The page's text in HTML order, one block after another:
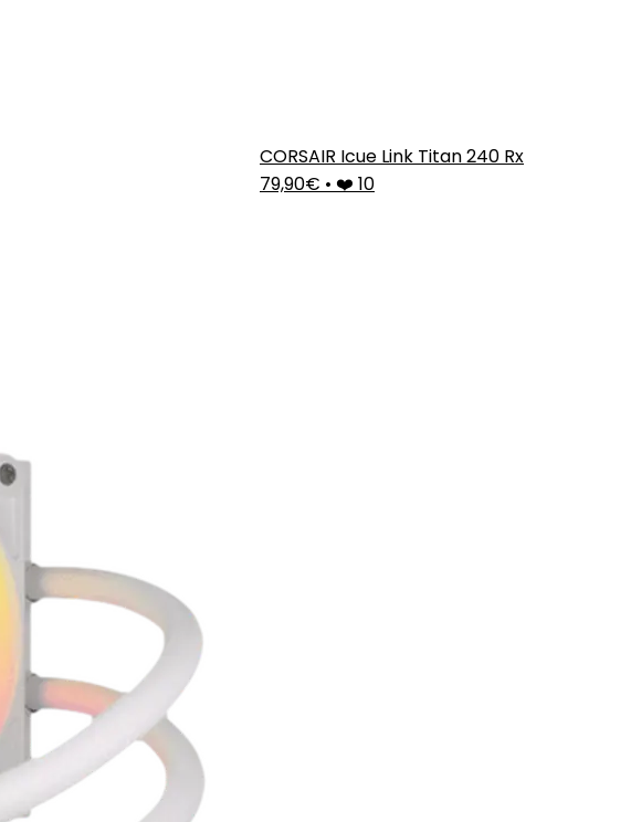
CORSAIR Icue Link Titan 240 Rx
79,90€ • ❤️ 10